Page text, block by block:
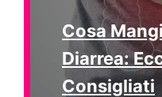
Cosa
Diarrea:
Consigliati